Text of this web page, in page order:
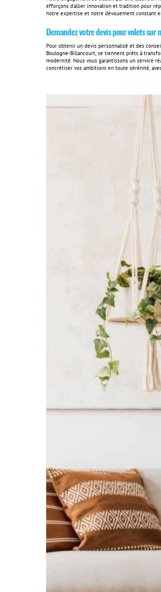
efforçons d'allier innovation et tradition pour
notre expertise et notre dévouement constant
Demandez votre devis pour volets
Pour obtenir un devis personnalisé et des
Boulogne-Billancourt, se tiennent prêts à
modernité. Nous vous garantissons un service
concrétiser vos ambitions en toute sérénité,